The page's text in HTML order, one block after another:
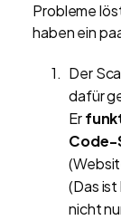
Probleme
haben ein
Der
dafür
Er
Code-
(Das ist
nicht